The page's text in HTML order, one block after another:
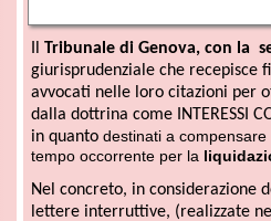
ARSLEGALE
64 56 23 02
INDENNITA' DI
DIRIGENTI
IL RIFIUTO